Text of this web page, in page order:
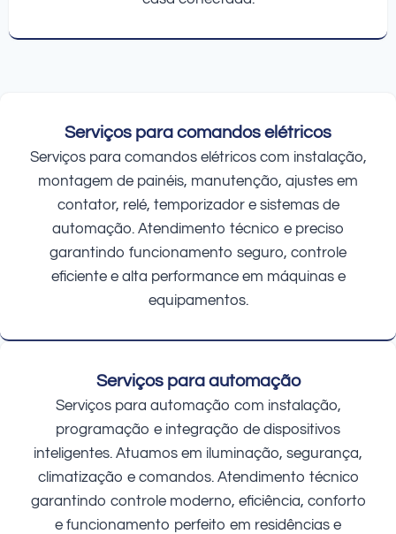
Serviços para comandos elétricos
Serviços para comandos elétricos com instalação,
montagem de painéis, manutenção, ajustes em
contator, relé, temporizador e sistemas de
automação. Atendimento técnico e preciso
garantindo funcionamento seguro, controle
eficiente e alta performance em máquinas e
equipamentos.
Serviços para automação
Serviços para automação com instalação,
programação e integração de dispositivos
inteligentes. Atuamos em iluminação, segurança,
climatização e comandos. Atendimento técnico
garantindo controle moderno, eficiência, conforto
e funcionamento perfeito em residências e